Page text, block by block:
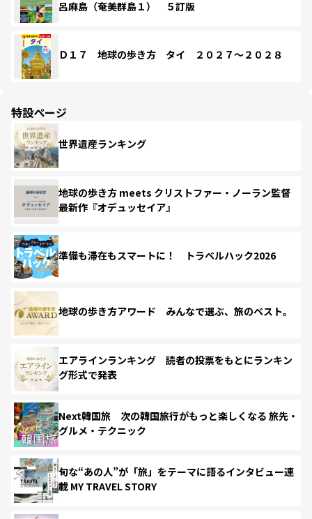
呂麻島（奄美群島１） ５訂版
Ｄ１７ 地球の歩き方 タイ ２０２７～２０２８
特設ページ
世界遺産ランキング
地球の歩き方 meets クリストファー・ノーラン監督
最新作『オデュッセイア』
準備も滞在もスマートに！ トラベルハック2026
地球の歩き方アワード みんなで選ぶ、旅のベスト。
エアラインランキング 読者の投票をもとにランキン
グ形式で発表
Next韓国旅 次の韓国旅行がもっと楽しくなる 旅先・
グルメ・テクニック
旬な“あの人”が「旅」をテーマに語るインタビュー連
載 MY TRAVEL STORY